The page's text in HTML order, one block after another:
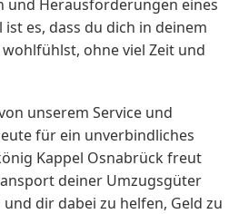
und Herausforderungen eines
ist es, dass du dich in deinem
ohne viel Zeit und
unserem Service und
für ein unverbindliches
Kappel Osnabrück freut
deiner Umzugsgüter
dir dabei zu helfen, Geld zu